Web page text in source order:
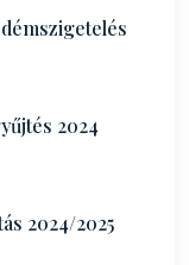
2024
2024/2025